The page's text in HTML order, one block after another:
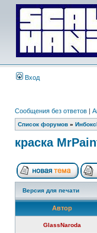
Вход
Сообщения без ответов |
Список форумов »
краска
Версия для печати
Автор
GlassNaroda